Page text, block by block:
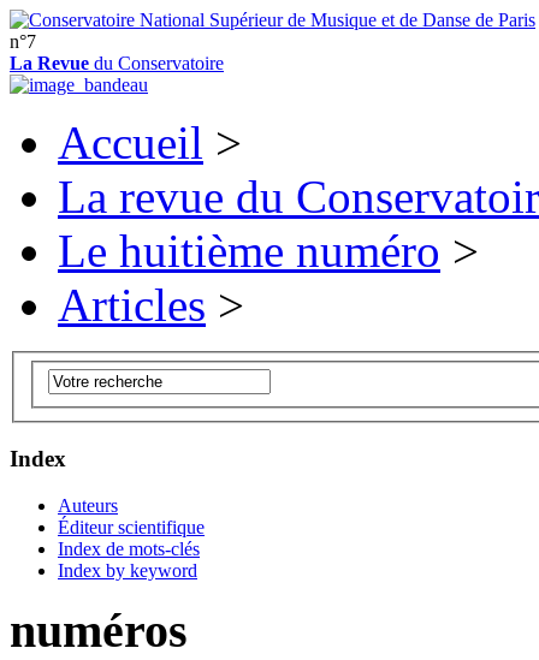
n°7
La Revue du Conservatoire
Accueil >
La revue du
Le huitième numéro >
Articles >
Index
Auteurs
Éditeur scientifique
Index de mots-clés
Index by keyword
numéros